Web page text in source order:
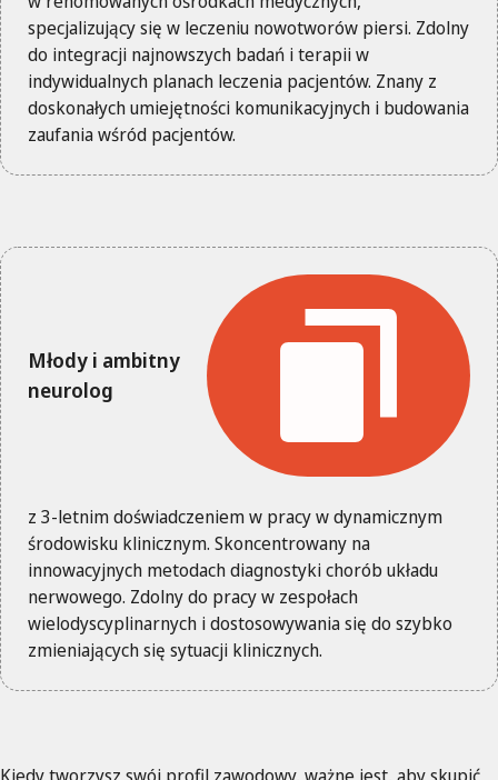
specjalizujący się w leczeniu nowotworów piersi. Zdolny
do integracji najnowszych badań i terapii w
indywidualnych planach leczenia pacjentów. Znany z
doskonałych umiejętności komunikacyjnych i budowania
zaufania wśród pacjentów.
Młody i ambitny
neurolog
z 3-letnim doświadczeniem w pracy w dynamicznym
środowisku klinicznym. Skoncentrowany na
innowacyjnych metodach diagnostyki chorób układu
nerwowego. Zdolny do pracy w zespołach
wielodyscyplinarnych i dostosowywania się do szybko
zmieniających się sytuacji klinicznych.